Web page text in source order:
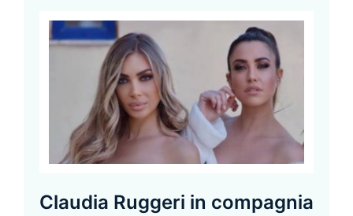
Claudia Ruggeri in compagnia